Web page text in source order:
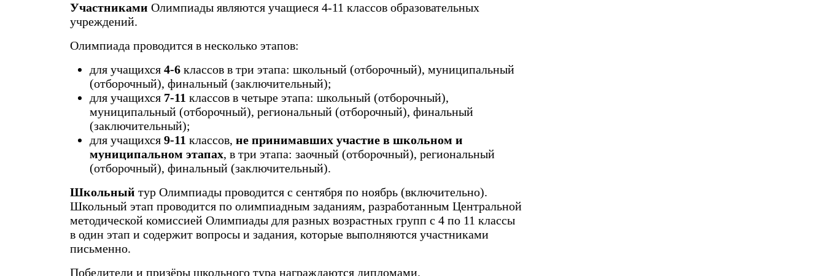
Участниками Олимпиады являются учащиеся 4-11 классов образовательных
учреждений.
Олимпиада проводится в несколько этапов:
для учащихся 4-6 классов в три этапа: школьный (отборочный), муниципальный
(отборочный), финальный (заключительный);
для учащихся 7-11 классов в четыре этапа: школьный (отборочный),
муниципальный (отборочный), региональный (отборочный), финальный
(заключительный);
для учащихся 9-11 классов, не принимавших участие в школьном и
муниципальном этапах, в три этапа: заочный (отборочный), региональный
(отборочный), финальный (заключительный).
Школьный тур Олимпиады проводится с сентября по ноябрь (включительно).
Школьный этап проводится по олимпиадным заданиям, разработанным Центральной
методической комиссией Олимпиады для разных возрастных групп с 4 по 11 классы
в один этап и содержит вопросы и задания, которые выполняются участниками
письменно.
Победители и призёры школьного тура награждаются дипломами.